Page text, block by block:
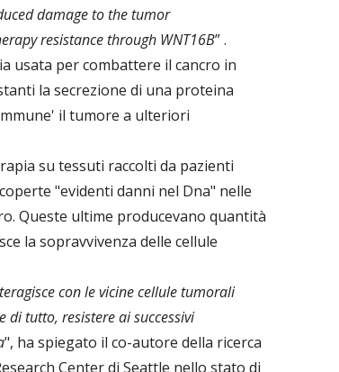
damage to the tumor
resistance through WNT16B” .
usata per combattere il cancro in
la secrezione di una proteina
il tumore a ulteriori
su tessuti raccolti da pazienti
"evidenti danni nel Dna" nelle
Queste ultime producevano quantità
la sopravvivenza delle cellule
con le vicine cellule tumorali
di tutto, resistere ai successivi
", ha spiegato il co-autore della ricerca
Center di Seattle nello stato di